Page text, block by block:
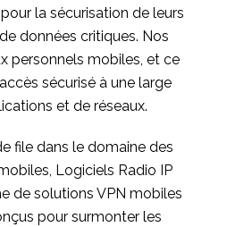
la sécurisation de leurs
données critiques. Nos
personnels mobiles, et ce
sécurisé à une large
et de réseaux.
file dans le domaine des
Logiciels Radio IP
de solutions VPN mobiles
pour surmonter les